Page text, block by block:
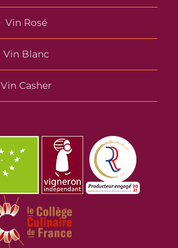
Vin Rosé
Vin Blanc
Vin Casher